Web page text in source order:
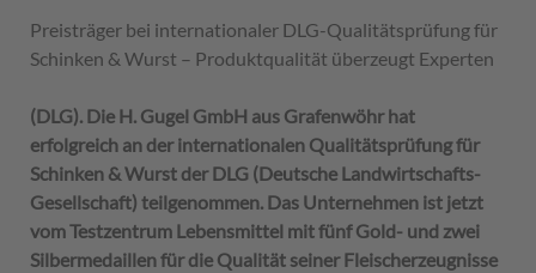
Preisträger bei internationaler DLG-Qualitätsprüfung für
Schinken & Wurst – Produktqualität überzeugt Experten
(DLG). Die H. Gugel GmbH aus Grafenwöhr hat
erfolgreich an der internationalen Qualitätsprüfung für
Schinken & Wurst der DLG (Deutsche Landwirtschafts-
Gesellschaft) teilgenommen. Das Unternehmen ist jetzt
vom Testzentrum Lebensmittel mit fünf Gold- und zwei
Silbermedaillen für die Qualität seiner Fleischerzeugnisse